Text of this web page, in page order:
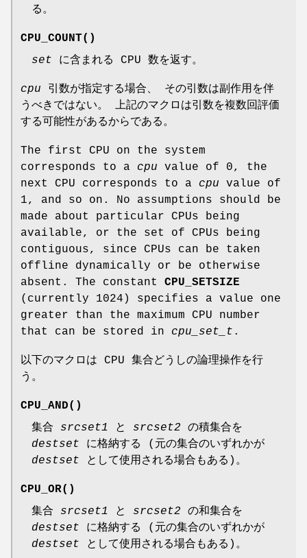
る。
CPU_COUNT()
set に含まれる CPU 数を返す。
cpu 引数が指定する場合、 その引数は副作用を伴
うべきではない。 上記のマクロは引数を複数回評価
する可能性があるからである。
The first CPU on the system
corresponds to a cpu value of 0, the
next CPU corresponds to a cpu value of
1, and so on. No assumptions should be
made about particular CPUs being
available, or the set of CPUs being
contiguous, since CPUs can be taken
offline dynamically or be otherwise
absent. The constant CPU_SETSIZE
(currently 1024) specifies a value one
greater than the maximum CPU number
that can be stored in cpu_set_t .
以下のマクロは CPU 集合どうしの論理操作を行
う。
CPU_AND()
集合 srcset1 と srcset2 の積集合を
destset に格納する (元の集合のいずれかが
destset として使用される場合もある)。
CPU_OR()
集合 srcset1 と srcset2 の和集合を
destset に格納する (元の集合のいずれかが
destset として使用される場合もある)。